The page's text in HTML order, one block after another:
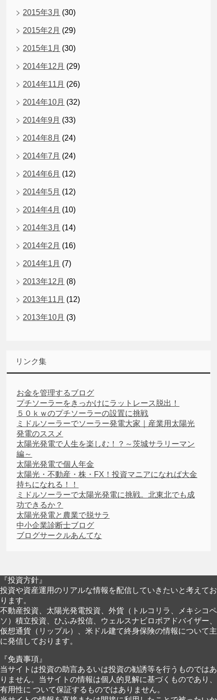
2015年3月 (30)
2015年2月 (29)
2015年1月 (30)
2014年12月 (29)
2014年11月 (26)
2014年10月 (32)
2014年9月 (33)
2014年8月 (24)
2014年7月 (24)
2014年6月 (12)
2014年5月 (12)
2014年4月 (10)
2014年3月 (14)
2014年2月 (16)
2014年1月 (7)
2013年12月 (8)
2013年11月 (12)
2013年10月 (3)
リンク集
お金を管理するブログ
プチソーラーをきっかけにラットレース脱出！
５０ｋｗのプチソーラーの設置に挑戦
ミドルソーラーでソーラー発電大家｜産業用太陽光
発電のススメ
太陽光発電で人生を楽しむ！？～茨城サラリーマン
編～
太陽光発電で個人年金
太陽光・不動産・株・FX！投資マニアになれば大金
持ちになれる！！
ミドルソーラーで太陽光発電に挑戦。北東北でも成
功できるか？
太陽光発電と農業で脱サラ
中小企業診断士ブログ
ブログサークルあんてな
『投資方針』
投資や資産運用のリアルな情報を配信していきたいと考えてお
ります。
不動産投資、太陽光発電投資、外貨（トルコリラ、メキシコペ
ソ）積立投資、ひふみ投信、ウェルスナビロボアドバイザー、
仮想通貨（リップル）、米ドル建て終身保険の情報について主
に発信しております。
『免責事項』
当サイトは投資の助言あるいは投資の勧誘等を行うものではあ
りません。当サイトの情報は個人的見解に基づくものであり、
有用性に ついて保証するものではありません。